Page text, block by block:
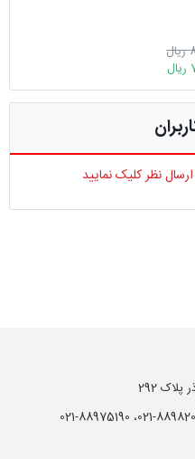
نظر کلیک نمایید